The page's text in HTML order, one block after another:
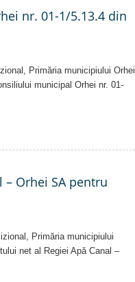
nr. 01-1/5.13.4 din
Primăria municipiului Orhei
municipal Orhei nr. 01-
Orhei SA pentru
Primăria municipiului
net al Regiei Apă Canal –